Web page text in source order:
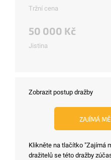
Tržní cena
50 000 Kč
Jistina
Zobrazit postup dražby
ZAJÍMÁ
Klikněte na tlačítko "Zajímá
dražitelů se této dražby